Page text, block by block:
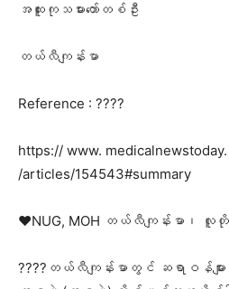
အထူးကုသမားတော်တစ်ဦး
တယ်လီကျန်းမာ
Reference : ????
https:// www.
/articles/154543#summary
❤️NUG, MOH တယ်လီကျန်းမာ၊
????တယ်လီကျန်းမာတွင် ဆရာဝန်